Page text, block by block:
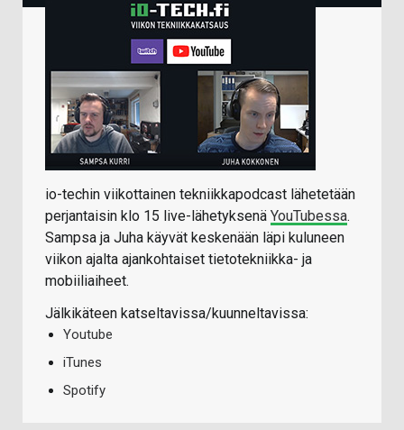
io-techin viikottainen tekniikkapodcast lähetetään
perjantaisin klo 15 live-lähetyksenä YouTubessa.
Sampsa ja Juha käyvät keskenään läpi kuluneen
viikon ajalta ajankohtaiset tietotekniikka- ja
mobiiliaiheet.
Jälkikäteen katseltavissa/kuunneltavissa:
Youtube
iTunes
Spotify